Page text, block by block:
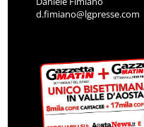
d.fimiano@lgpresse.com